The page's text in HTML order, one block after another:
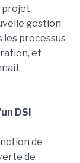
projet
gestion
les processus
et
DSI
de
de